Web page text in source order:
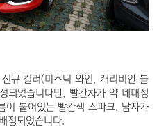
규 컬러(미스틱 와인, 캐리비안 블
되었습니다만, 빨간차가 약 네대정
이 붙어있는 빨간색 스파크. 남자가
정되었습니다.